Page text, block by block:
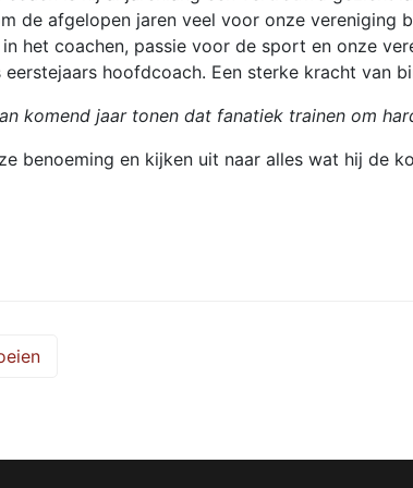
de afgelopen jaren veel voor onze vereniging
het coachen, passie voor de sport en onze
hoofdcoach. Een sterke kracht van
komend jaar tonen dat fanatiek trainen om
benoeming en kijken uit naar alles wat hij de